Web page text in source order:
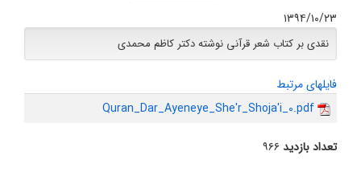
۱۳۹۴/۱۰/۲۳
نقدی بر کتاب شعر قرآنی نوشته دکتر کاظم محمدی
فایلهای مرتبط
Quran_Dar_Ayeneye_She'r_Shoja'i_0.pdf
تعداد بازدید۹۶۶